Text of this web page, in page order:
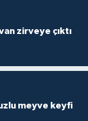
zirveye çıktı
meyve keyfi